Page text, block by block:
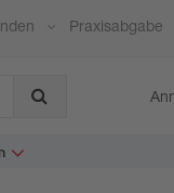
Praxisabgabe